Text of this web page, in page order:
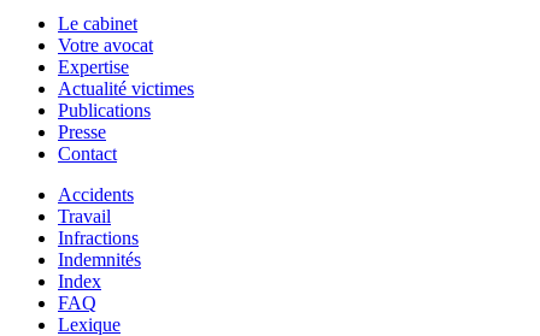
Le cabinet
Votre avocat
Expertise
Actualité victimes
Publications
Presse
Contact
Accidents
Travail
Infractions
Indemnités
Index
FAQ
Lexique